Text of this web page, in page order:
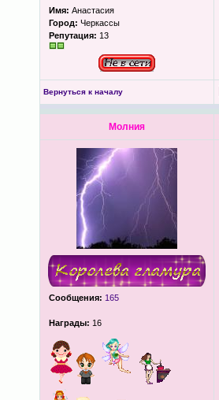
Имя: Анастасия
Город: Черкассы
Репутация: 13
Вернуться к началу
Молния
Сообщения: 165
Награды: 16